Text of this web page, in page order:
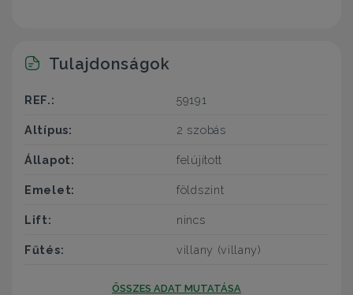
Tulajdonságok
REF.: 59191
Altípus: 2 szobás
Állapot: felújított
Emelet: földszint
Lift: nincs
Fűtés: villany (villany)
ÖSSZES ADAT MUTATÁSA